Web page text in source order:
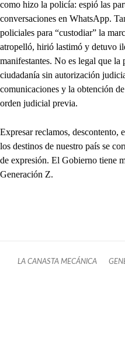
como hizo la policía: espió las
conversaciones en WhatsApp.
policiales para “custodiar” la
atropelló, hirió lastimó y detuvo
manifestantes. No es legal que la
ciudadanía sin autorización
comunicaciones y la obtención
orden judicial previa.
Expresar reclamos, descontento,
los destinos de nuestro país se
de expresión. El Gobierno tiene
Generación Z.
LA CANASTA MECÁNICA